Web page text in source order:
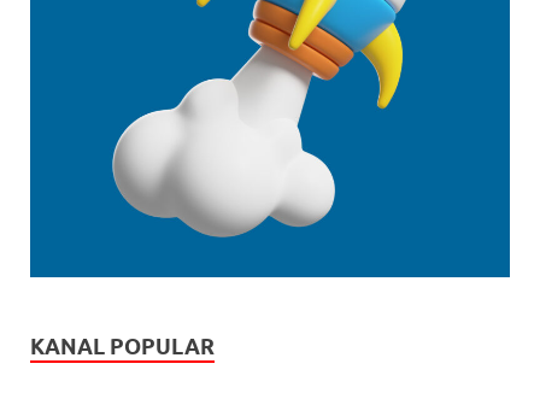
KANAL POPULAR